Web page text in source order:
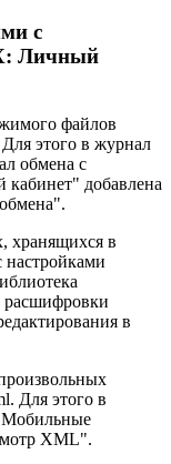
с
Личный
файлов
этого в журнал
обмена с
добавлена
хранящихся в
настройками
в
Для этого в
XML".